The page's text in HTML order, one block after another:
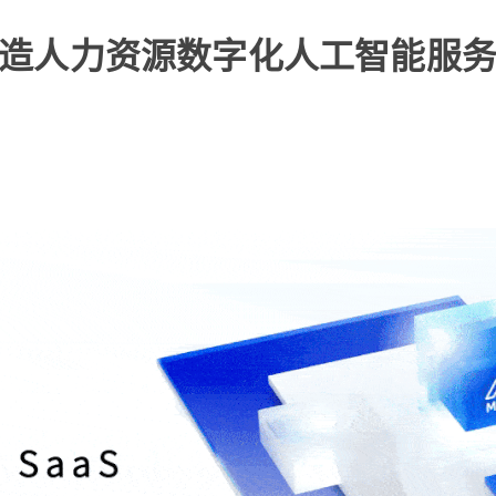
人力资源数字化人工智能服务